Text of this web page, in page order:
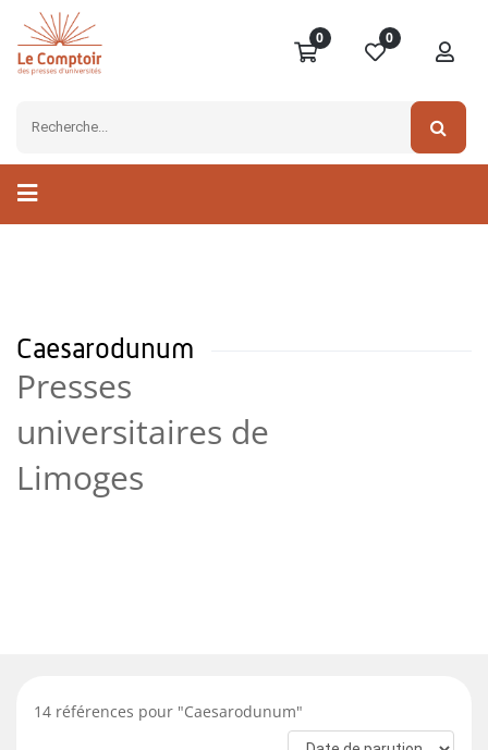
0 0
Caesarodunum
Presses
universitaires de
Limoges
14 références pour "Caesarodunum"